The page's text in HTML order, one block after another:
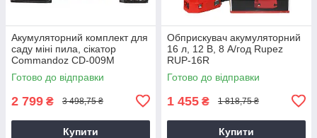
Акумуляторний комплект для
саду міні пила, сікатор
Commandoz CD-009M
Готово до відправки
2 799 ₴ 3 498,75 ₴
Купити
Обприскувач акумуляторний
16 л, 12 В, 8 А/год Rupez
RUP-16R
Готово до відправки
1 455 ₴ 1 818,75 ₴
Купити